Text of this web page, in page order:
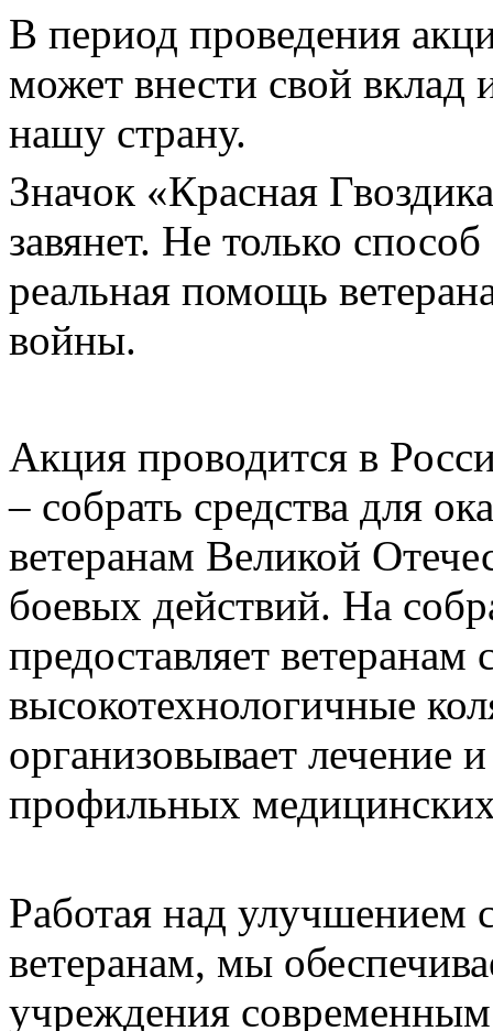
В период проведения
может внести свой
нашу страну.
Значок «Красная
завянет. Не только
реальная помощь
войны.
Акция проводится в
– собрать средства для
ветеранам Великой
боевых действий. На
предоставляет ветеранам
высокотехнологичные
организовывает лечение
профильных
Работая над
ветеранам, мы
учреждения